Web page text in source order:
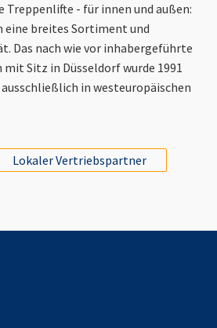
Treppenlifte - für innen und außen:
eine breites Sortiment und
Das nach wie vor inhabergeführte
Sitz in Düsseldorf wurde 1991
in westeuropäischen
Lokaler Vertriebspartner